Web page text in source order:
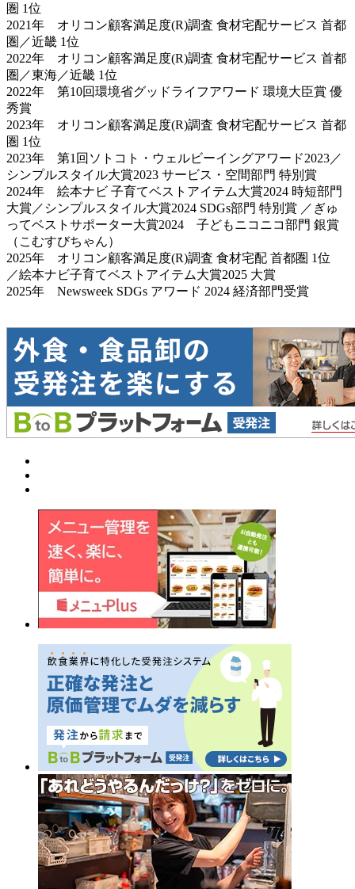
圏 1位
2021年 オリコン顧客満足度(R)調査 食材宅配サービス 首都
圏／近畿 1位
2022年 オリコン顧客満足度(R)調査 食材宅配サービス 首都
圏／東海／近畿 1位
2022年 第10回環境省グッドライフアワード 環境大臣賞 優
秀賞
2023年 オリコン顧客満足度(R)調査 食材宅配サービス 首都
圏 1位
2023年 第1回ソトコト・ウェルビーイングアワード2023／
シンプルスタイル大賞2023 サービス・空間部門 特別賞
2024年 絵本ナビ 子育てベストアイテム大賞2024 時短部門
大賞／シンプルスタイル大賞2024 SDGs部門 特別賞 ／ぎゅ
ってベストサポーター大賞2024 子どもニコニコ部門 銀賞
（こむすびちゃん）
2025年 オリコン顧客満足度(R)調査 食材宅配 首都圏 1位
／絵本ナビ子育てベストアイテム大賞2025 大賞
2025年 Newsweek SDGs アワード 2024 経済部門受賞